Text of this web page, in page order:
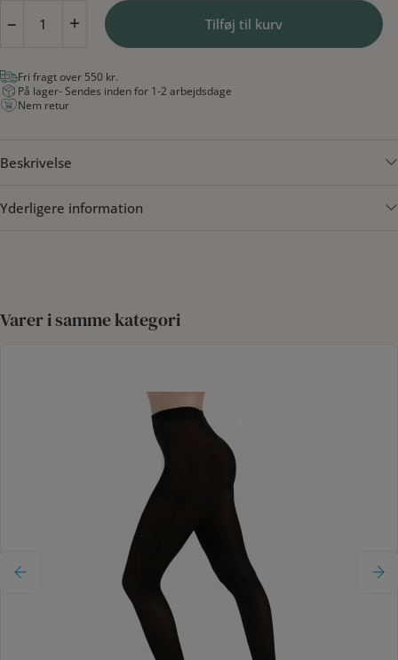
–
Mann
Blå
antal
+ Tilføj til kurv
Fri fragt over 550 kr.
På lager- Sendes inden for 1-2 arbejdsdage
Nem retur
Beskrivelse
Yderligere information
Varer i samme kategori